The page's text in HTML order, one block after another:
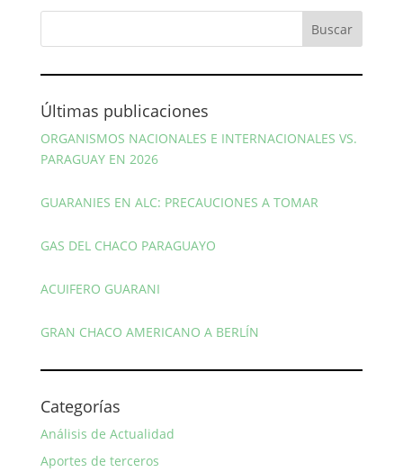
Últimas publicaciones
ORGANISMOS NACIONALES E INTERNACIONALES VS.
PARAGUAY EN 2026
GUARANIES EN ALC: PRECAUCIONES A TOMAR
GAS DEL CHACO PARAGUAYO
ACUIFERO GUARANI
GRAN CHACO AMERICANO A BERLÍN
Categorías
Análisis de Actualidad
Aportes de terceros